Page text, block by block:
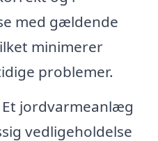
med gældende
minimerer
problemer.
Et jordvarmeanlæg
vedligeholdelse